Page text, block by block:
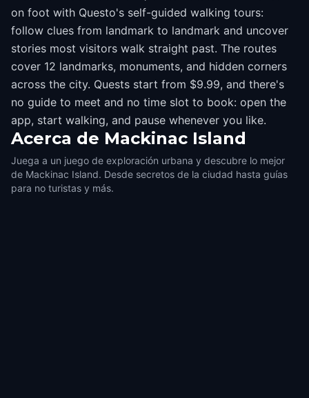
on foot with Questo's self-guided walking tours:
follow clues from landmark to landmark and uncover
stories most visitors walk straight past. The routes
cover 12 landmarks, monuments, and hidden corners
across the city. Quests start from $9.99, and there's
no guide to meet and no time slot to book: open the
app, start walking, and pause whenever you like.
Acerca de Mackinac Island
Juega a un juego de exploración urbana y descubre lo mejor
de Mackinac Island. Desde secretos de la ciudad hasta guías
para no turistas y más.